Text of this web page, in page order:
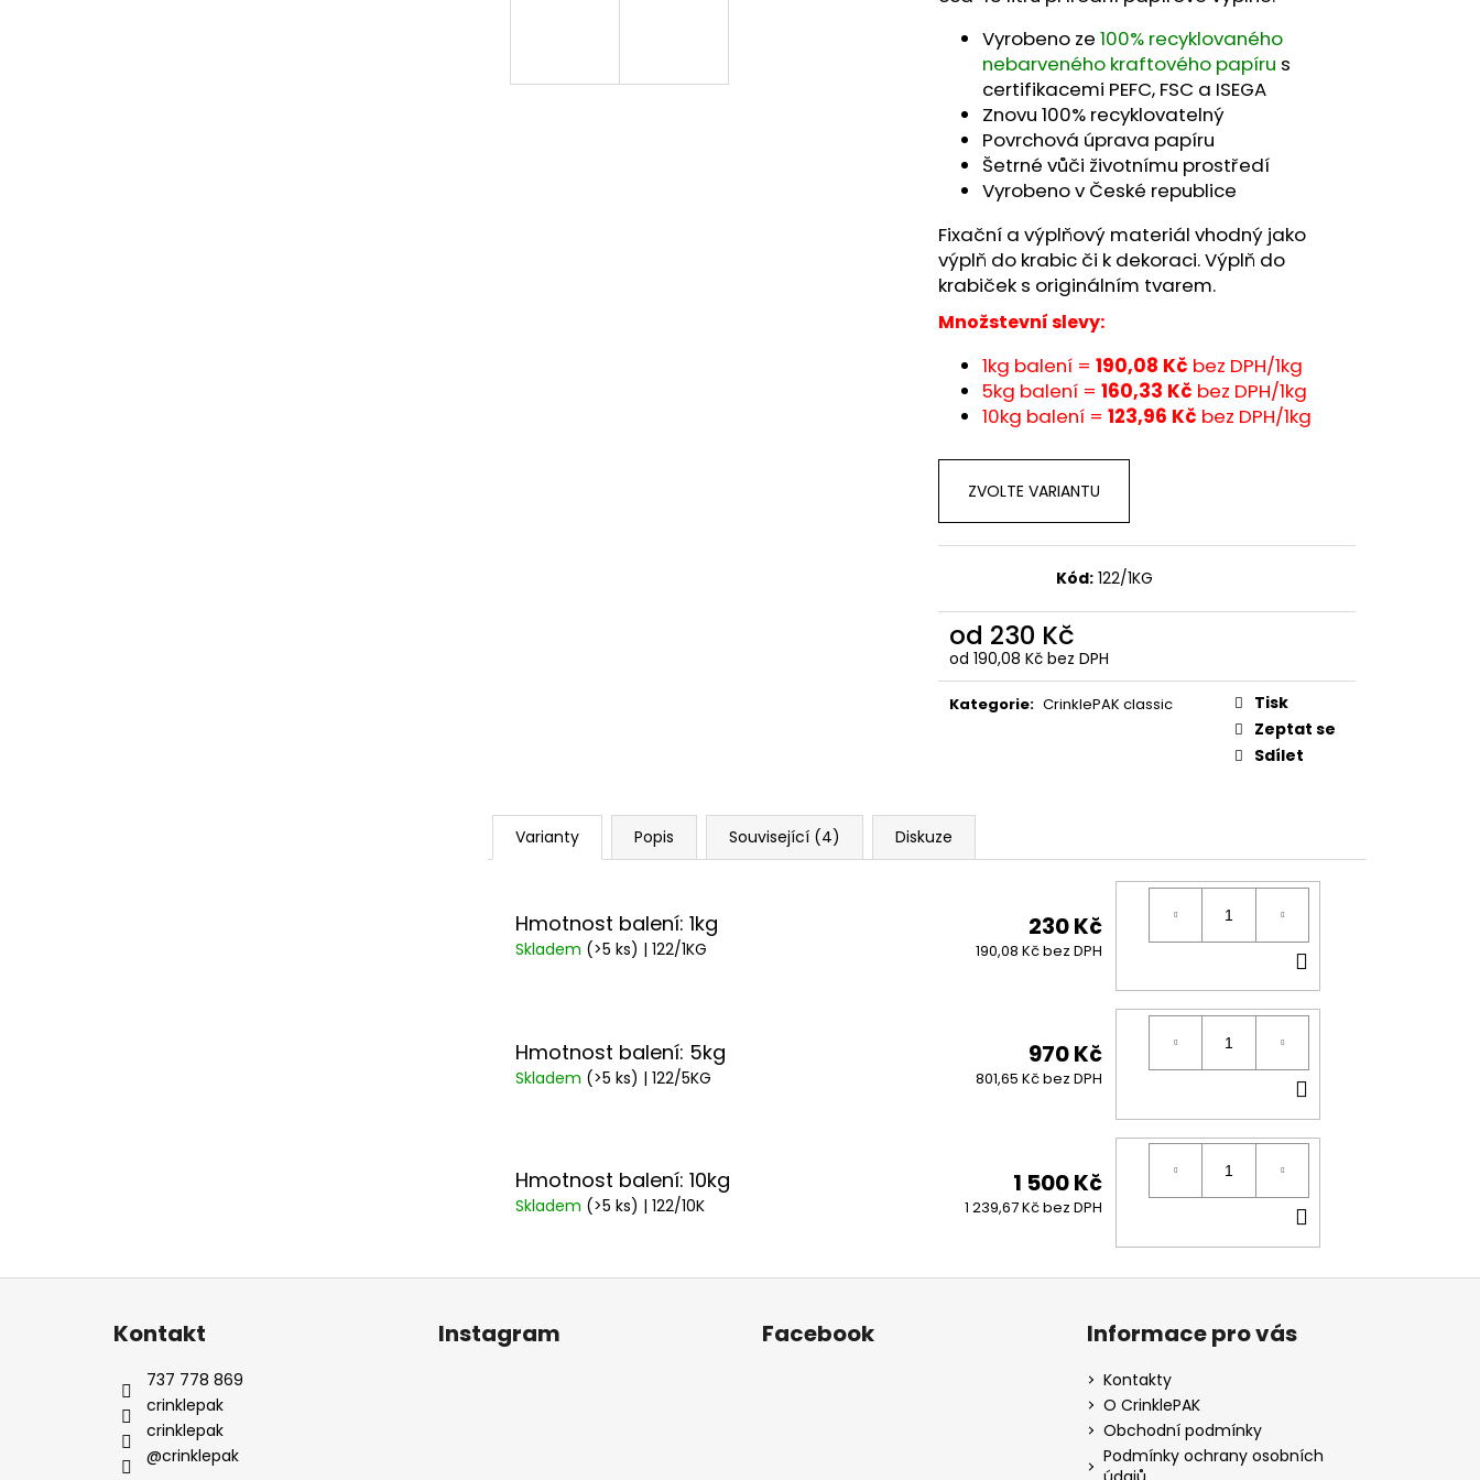
Vyrobeno ze 100% recyklovaného
nebarveného kraftového papíru s
certifikacemi PEFC, FSC a ISEGA
Znovu 100% recyklovatelný
Povrchová úprava papíru
Šetrné vůči životnímu prostředí
Vyrobeno v České republice
Fixační a výplňový materiál vhodný jako
výplň do krabic či k dekoraci. Výplň do
krabiček s originálním tvarem.
Množstevní slevy:
1kg balení = 190,08 Kč bez DPH/1kg
5kg balení = 160,33 Kč bez DPH/1kg
10kg balení = 123,96 Kč bez DPH/1kg
ZVOLTE VARIANTU
Kód: 122/1KG
od 230 Kč
od 190,08 Kč bez DPH
Měrná
cena:
Kategorie: CrinklePAK classic
Tisk
Zeptat se
Sdílet
Varianty Popis Související (4) Diskuze
Hmotnost balení: 1kg
Skladem (>5 ks) | 122/1KG
230 Kč
190,08 Kč bez DPH
KOŠÍKU
Hmotnost balení: 5kg
Skladem (>5 ks) | 122/5KG
970 Kč
801,65 Kč bez DPH
KOŠÍKU
Hmotnost balení: 10kg
Skladem (>5 ks) | 122/10K
1 500 Kč
1 239,67 Kč bez DPH
KOŠÍKU
Z
Kontakt
737 778 869
crinklepak
crinklepak
@crinklepak
Instagram Facebook Informace pro vás
Kontakty
O CrinklePAK
Obchodní podmínky
Podmínky ochrany osobních